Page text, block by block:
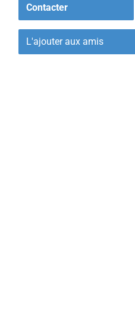
Contacter
L'ajouter aux amis